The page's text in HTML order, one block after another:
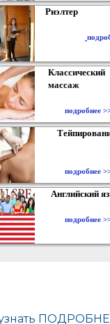
Риэлтер
Классический
массаж
подробнее
подробнее
Английский
подробнее